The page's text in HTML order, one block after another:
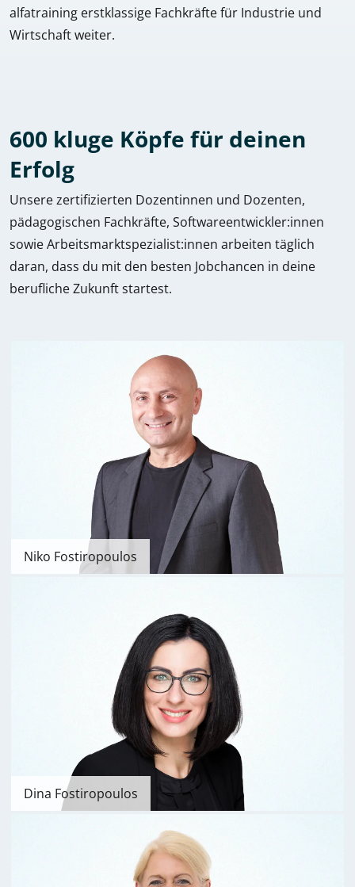
alfatraining erstklassige Fachkräfte für Industrie und
Wirtschaft weiter.
600 kluge Köpfe für deinen
Erfolg
Unsere zertifizierten Dozentinnen und Dozenten,
pädagogischen Fachkräfte, Softwareentwickler:innen
sowie Arbeitsmarktspezialist:innen arbeiten täglich
daran, dass du mit den besten Jobchancen in deine
berufliche Zukunft startest.
Niko Fostiropoulos
Dina Fostiropoulos